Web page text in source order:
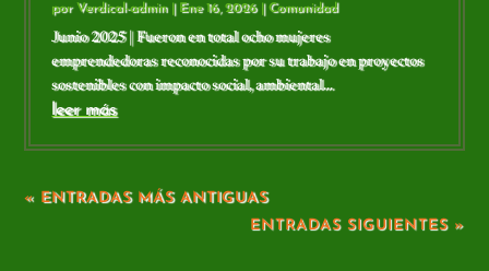
por Verdical-admin| Ene 16, 2026| Comunidad
Junio 2025 | Fueron en total ocho mujeres
emprendedoras reconocidas por su trabajo en proyectos
sostenibles con impacto social, ambiental...
leer más
« ENTRADAS MÁS ANTIGUAS
ENTRADAS SIGUIENTES »